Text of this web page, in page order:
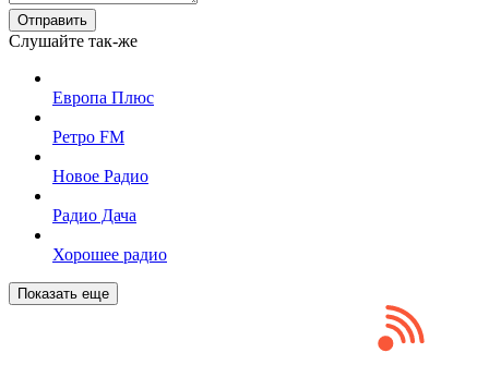
Отправить
Слушайте так-же
Европа Плюс
Ретро FM
Новое Радио
Радио Дача
Хорошее радио
Показать еще